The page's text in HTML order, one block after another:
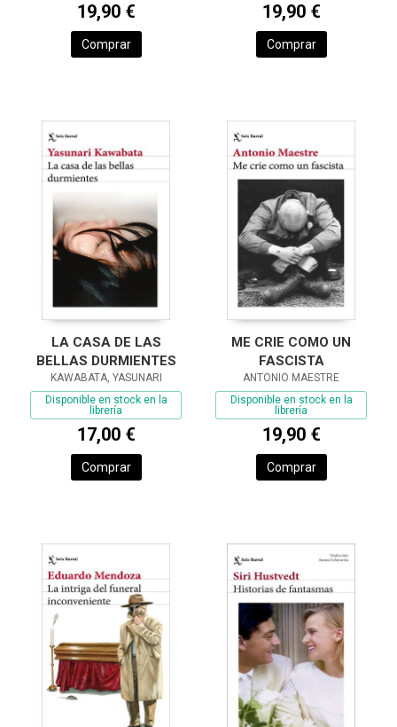
19,90 €
Comprar
19,90 €
Comprar
LA CASA DE LAS
BELLAS DURMIENTES
KAWABATA, YASUNARI
Disponible en stock en la
librería
17,00 €
Comprar
ME CRIE COMO UN
FASCISTA
ANTONIO MAESTRE
Disponible en stock en la
librería
19,90 €
Comprar